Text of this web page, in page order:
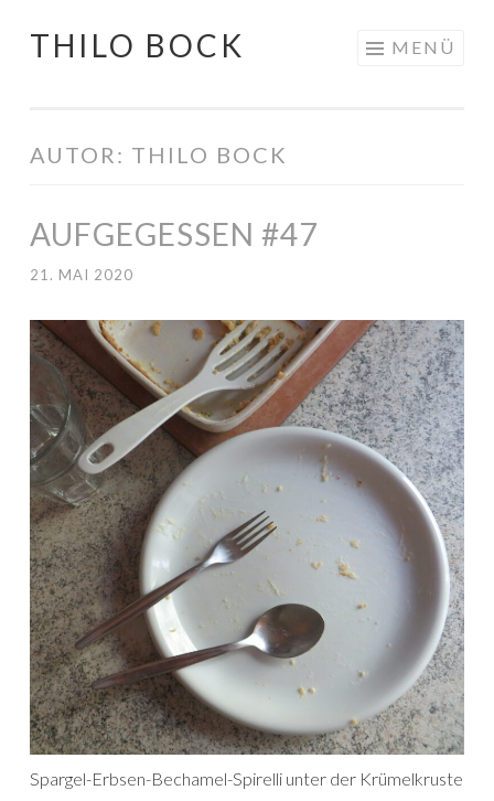
Springe
THILO BOCK MENÜ
AUTOR: THILO BOCK
AUFGEGESSEN #47
21. MAI 2020
Spargel-Erbsen-Bechamel-Spirelli unter der Krümelkruste